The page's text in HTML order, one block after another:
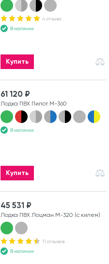
4 отзыва
В наличии
Купить
61 120 ₽
Лодка ПВХ Пилот М-360
В наличии
Купить
45 531 ₽
Лодка ПВХ Лоцман М-320 (с килем)
11 отзывов
В наличии